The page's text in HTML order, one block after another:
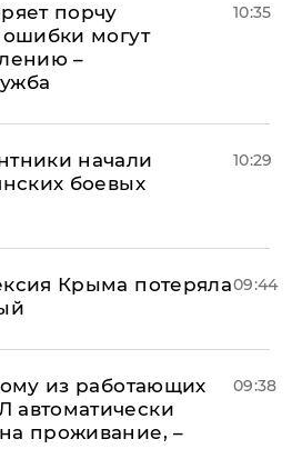
порчу
ошибки могут
–
10:35
начали
боевых
10:29
Крыма потеряла09:44
из работающих
автоматически
проживание, –
09:38